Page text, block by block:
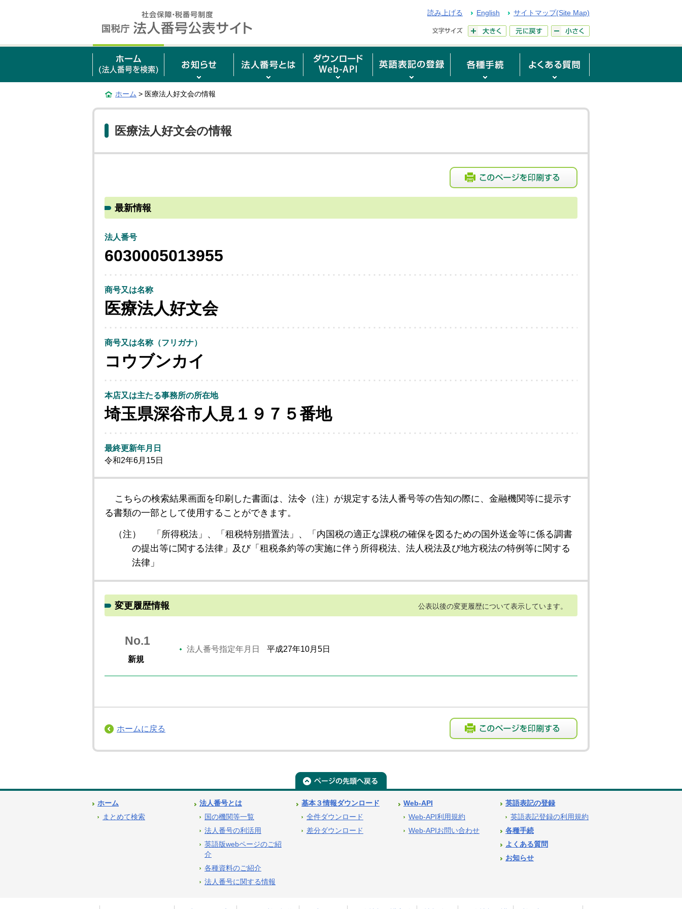
読み上げる English サイトマップ(Site Map)
ホーム > 医療法人好文会の情報
医療法人好文会の情報
最新情報
法人番号
6030005013955
商号又は名称
医療法人好文会
商号又は名称（フリガナ）
コウブンカイ
本店又は主たる事務所の所在地
埼玉県深谷市人見１９７５番地
最終更新年月日
令和2年6月15日
こちらの検索結果画面を印刷した書面は、法令（注）が規定する法人番号等の告知の際に、金融機関等に提示す
る書類の一部として使用することができます。
（注）
「所得税法」、「租税特別措置法」、「内国税の適正な課税の確保を図るための国外送金等に係る調書
の提出等に関する法律」及び「租税条約等の実施に伴う所得税法、法人税法及び地方税法の特例等に関する
法律」
変更履歴情報 公表以後の変更履歴について表示しています。
No.1
新規
法人番号指定年月日 平成27年10月5日
ホームに戻る
ホーム
まとめて検索
法人番号とは
国の機関等一覧
法人番号の利活用
英語版webページのご紹
介
各種資料のご紹介
法人番号に関する情報
基本３情報ダウンロード
全件ダウンロード
差分ダウンロード
Web-API
Web-API利用規約
Web-APIお問い合わせ
英語表記の登録
英語表記登録の利用規約
各種手続
よくある質問
お知らせ